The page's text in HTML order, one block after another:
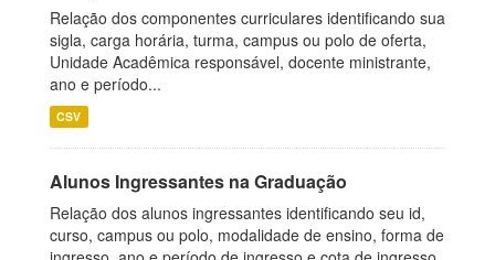
Relação dos componentes curriculares identificando sua
sigla, carga horária, turma, campus ou polo de oferta,
Unidade Acadêmica responsável, docente ministrante,
ano e período...
CSV
Alunos Ingressantes na Graduação
Relação dos alunos ingressantes identificando seu id,
curso, campus ou polo, modalidade de ensino, forma de